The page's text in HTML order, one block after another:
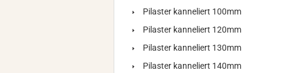
Pilaster kanneliert 100mm
Pilaster kanneliert 120mm
Pilaster kanneliert 130mm
Pilaster kanneliert 140mm